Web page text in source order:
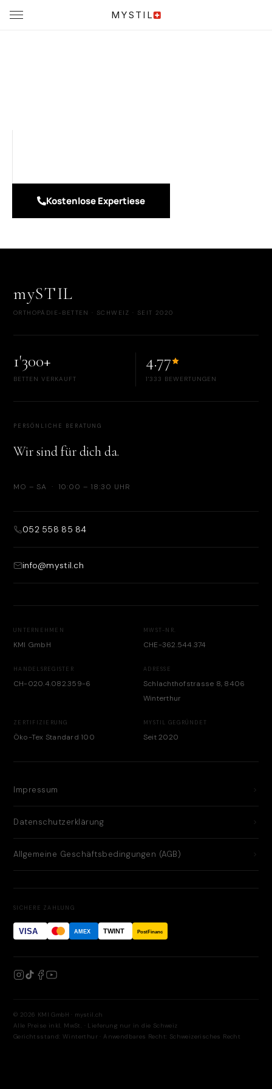
MYSTIL
Kostenlose Expertiese
mySTIL
ORTHOPÄDIE-BETTEN · SCHWEIZ · SEIT 2020
1'300+
BETTEN VERKAUFT
4.77
1'333 BEWERTUNGEN
PERSÖNLICHE BERATUNG
Wir sind für dich da.
MO – SA · 10:00 – 18:30 UHR
052 558 85 84
info@mystil.ch
UNTERNEHMEN
KMI GmbH
MWST-NR.
CHE-362.544.374
HANDELSREGISTER
CH-020.4.082.359-6
ADRESSE
Schlachthofstrasse 8, 8406
Winterthur
ZERTIFIZIERUNG
Öko-Tex Standard 100
MYSTIL GEGRÜNDET
Seit 2020
Impressum
Datenschutzerklärung
Allgemeine Geschäftsbedingungen (AGB)
SICHERE ZAHLUNG
VISA AMEX TWINT PostFinance
© 2026 KMI GmbH · mystil.ch
Alle Preise inkl. MwSt. · Lieferung nur in die Schweiz
Gerichtsstand: Winterthur · Anwendbares Recht: Schweizerisches Recht